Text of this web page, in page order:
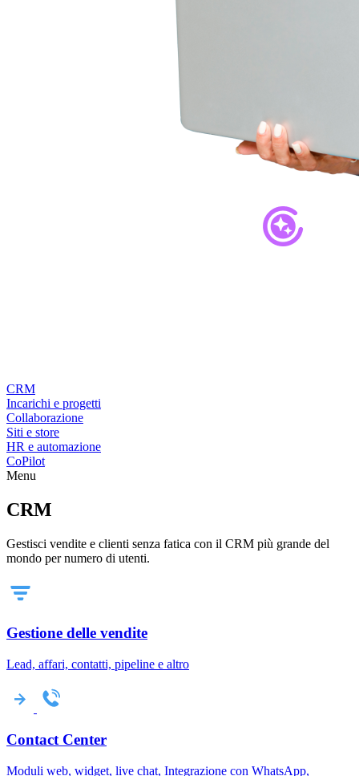
CRM
Incarichi e progetti
Collaborazione
Siti e store
HR e automazione
CoPilot
Menu
CRM
Gestisci vendite e clienti senza fatica con il CRM più grande del
mondo per numero di utenti.
Gestione delle vendite
Lead, affari, contatti, pipeline e altro
Contact Center
Moduli web, widget, live chat, Integrazione con WhatsApp,